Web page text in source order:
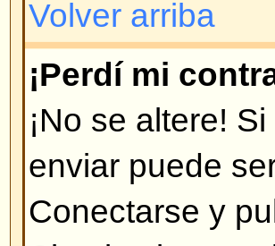
correo, cuando se
su nombre de
ha borrado su
los foros,
de usuarios, si Ud.
mensajes nuevos,
registrándose de